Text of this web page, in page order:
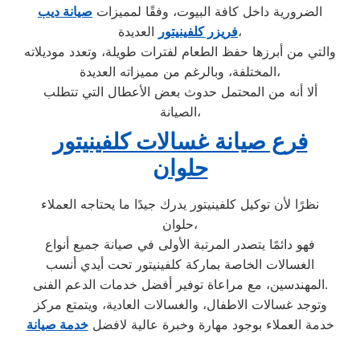
الضرورية داخل كافة البيوت، وفقًا لمميزات صيانة ديب
فريزر كلفينيتورالعديدة،
والتي من أبرزها حفظ الطعام لفترات طويلة، وتعدد موديلاته
المختلفة، وبالرغم من مميزاته العديدة،
ألا أنه من المحتمل حدوث بعض الأعطال التي تتطلب
الصيانة،
فرع صيانة غسالات كلفينيتور
حلوان
نظرًا لأن توكيل كلفينيتور يدرك جيدًا ما يحتاجه العملاء
حلوان،
فهو دائمًا يتصدر المرتبة الأولى في صيانة جميع أنواع
الغسالات الخاصة بماركة كلفينيتور تحت أيدي أنسب
المهندسين، مع مراعاة توفير أفضل خدمات الدعم الفنى.
وتوجد غسالات الاطفال، والغسالات العادية، ويتمتع مركز
خدمة العملاء بوجود مهارة وخبرة عالية لافضلخدمة صيانة